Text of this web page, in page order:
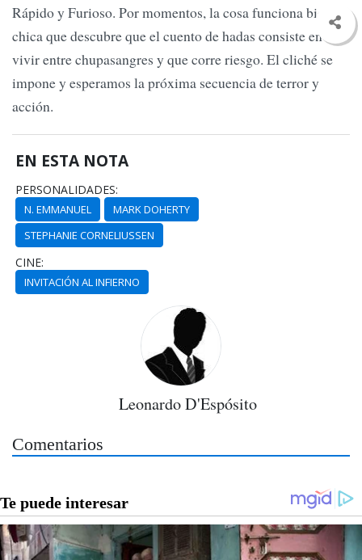
Rápido y Furioso. Por momentos, la cosa funciona bien:
chica que descubre que el cuento de hadas consiste en
vivir entre chupasangres y que corre riesgo. El cliché se
impone y esperamos la próxima secuencia de terror y
acción.
EN ESTA NOTA
PERSONALIDADES:
N. EMMANUEL
MARK DOHERTY
STEPHANIE CORNELIUSSEN
CINE:
INVITACIÓN AL INFIERNO
Leonardo D'Espósito
Comentarios